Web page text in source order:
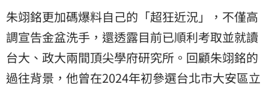
朱翊銘更加碼爆料自己的「超狂近況」，不僅高
調宣告金盆洗手，還透露目前已順利考取並就讀
台大、政大兩間頂尖學府研究所。回顧朱翊銘的
過往背景，他曾在2024年初參選台北市大安區立